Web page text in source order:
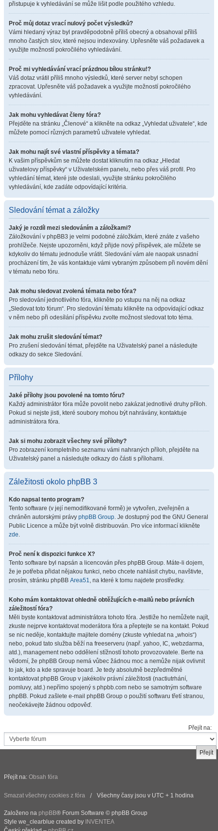
přistupuje k vyhledávání se může lišit podle použitého vzhledu.
Proč můj dotaz vrací nulový počet výsledků?
Vámi hledaný výraz byl pravděpodobně příliš obecný a obsahoval příliš
mnoho častých slov, které nejsou indexovány. Upřesněte váš požadavek a
využijte možností pokročilého vyhledávání.
Proč mi vyhledávání vrací prázdnou bílou stránku!?
Váš dotaz vrátil příliš mnoho výsledků, které server nebyl schopen
zpracovat. Upřesněte váš požadavek a využijte možností pokročilého
vyhledávání.
Jak mohu vyhledávat členy fóra?
Přejděte na stránku „Členové“ a klikněte na odkaz „Vyhledat uživatele“, kde
můžete pomocí různých parametrů uživatele vyhledat.
Jak mohu najít své vlastní příspěvky a témata?
K vašim příspěvkům se můžete dostat kliknutím na odkaz „Hledat
uživatelovy příspěvky“ v Uživatelském panelu, nebo přes váš profil. Pro
vyhledání témat, které jste odeslali, využijte stránku pokročilého
vyhledávání, kde zadáte odpovídající kritéria.
Sledování témat a záložky
Jaký je rozdíl mezi sledováním a záložkami?
Záložkování v phpBB3 je velmi podobné záložkám, které znáte z vašeho
prohlížeče. Nejste upozorněni, když přijde nový příspěvek, ale můžete se
kdykoliv do tématu jednoduše vrátit. Sledování vám ale naopak usnadní
procházení tím, že vás kontaktuje vámi vybraným způsobem při novém dění
v tématu nebo fóru.
Jak mohu sledovat zvolená témata nebo fóra?
Pro sledování jednotlivého fóra, klikněte po vstupu na něj na odkaz
„Sledovat toto fórum“. Pro sledování tématu klikněte na odpovídající odkaz
v něm nebo při odesílání příspěvku zvolte možnost sledovat toto téma.
Jak mohu zrušit sledování témat?
Pro zrušení sledování témat, přejděte na Uživatelský panel a následujte
odkazy do sekce Sledování.
Přílohy
Jaké přílohy jsou povolené na tomto fóru?
Každý administrátor fóra může povolit nebo zakázat jednotlivé druhy příloh.
Pokud si nejste jisti, které soubory mohou být nahrávány, kontaktuje
administrátora fóra.
Jak si mohu zobrazit všechny své přílohy?
Pro zobrazení kompletního seznamu vámi nahraných příloh, přejděte na
Uživatelský panel a následujte odkazy do části s přílohami.
Záležitosti okolo phpBB 3
Kdo napsal tento program?
Tento software (v její nemodifikované formě) je vytvořen, zveřejněn a
chráněn autorskými právy phpBB Group. Je dostupný pod the GNU General
Public Licence a může být volně distribuován. Pro více informací klikněte
zde.
Proč není k dispozici funkce X?
Tento software byl napsán a licencován přes phpBB Group. Máte-li dojem,
že je potřeba přidat nějakou funkci, nebo chcete nahlásit chybu, navštivte,
prosím, stránku phpBB Area51, na které k tomu najdete prostředky.
Koho mám kontaktovat ohledně obtěžujících e-mailů nebo právních
záležitostí fóra?
Měli byste kontaktovat administrátora tohoto fóra. Jestliže ho nemůžete najít,
zkuste nejprve kontaktovat moderátora fóra a přeptejte se na kontakt. Pokud
se nic neděje, kontaktujte majitele domény (zkuste vyhledat na „whois“)
nebo, pokud tato služba běží na freeserveru (např. yahoo, IC, webzdarma,
atd.), management nebo oddělení stížností tohoto provozovatele. Berte na
vědomí, že phpBB Group nemá vůbec žádnou moc a nemůže nijak ovlivnit
to jak, kdo a kde spravuje board. Je tedy absolutně bezpředmětné
kontaktovat phpBB Group v jakékoliv právní záležitosti (nactiutrhání,
pomluvy, atd.) nepřímo spojený s phpbb.com nebo se samotným software
phpBB. Pokud zašlete e-mail phpBB Group o použití softwaru třetí stranou,
neočekávejte žádnou odpověď.
Přejít na:
Přejít na: Obsah fóra
Smazat všechny cookies z fóra Všechny časy jsou v UTC + 1 hodina
Založeno na phpBB® Forum Software © phpBB Group
Style we_clearblue created by INVENTEA